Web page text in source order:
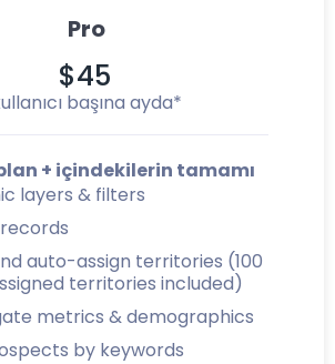
Pro
$45
başına ayda*
+ içindekilerin tamamı
layers & filters
auto-assign territories (100
territories included)
metrics & demographics
by keywords